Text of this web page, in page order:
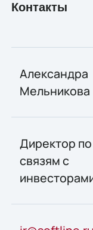
Контакты
Александра
Мельникова
Директор по
связям с